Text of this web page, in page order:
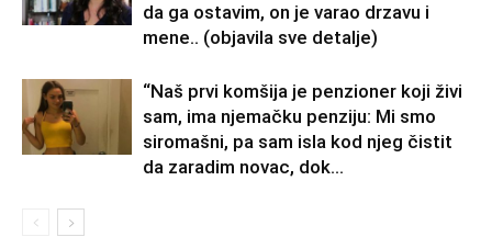
da ga ostavim, on je varao drzavu i
mene.. (objavila sve detalje)
“Naš prvi komšija je penzioner koji živi
sam, ima njemačku penziju: Mi smo
siromašni, pa sam isla kod njeg čistit
da zaradim novac, dok...